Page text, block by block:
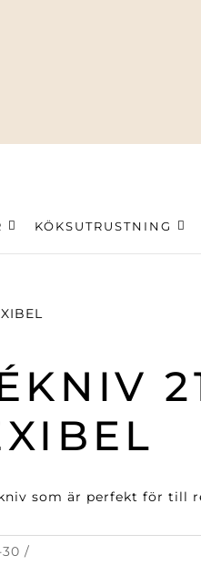
KÖKSUTRUSTNING
som är perfekt för till
30